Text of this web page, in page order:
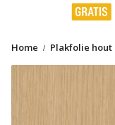
Glitter
Home Plakfolie hout